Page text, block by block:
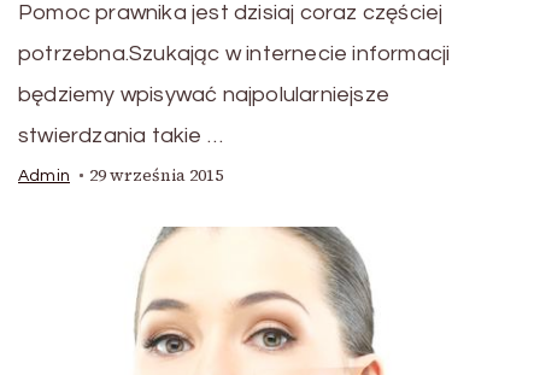
Pomoc prawnika jest dzisiaj coraz częściej
potrzebna.Szukając w internecie informacji
będziemy wpisywać najpolularniejsze
stwierdzania takie …
Admin 29 września 2015